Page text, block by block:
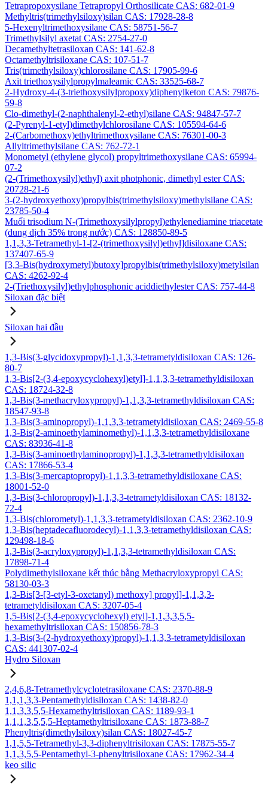
Tetrapropoxysilane Tetrapropyl Orthosilicate CAS: 682-01-9
Methyltris(trimethylsiloxy)silan CAS: 17928-28-8
5-Hexenyltrimethoxysilane CAS: 58751-56-7
Trimethylsilyl axetat CAS: 2754-27-0
Decamethyltetrasiloxan CAS: 141-62-8
Octamethyltrisiloxane CAS: 107-51-7
Tris(trimethylsiloxy)chlorosilane CAS: 17905-99-6
Axit triethoxysilylpropylmaleamic CAS: 33525-68-7
2-Hydroxy-4-(3-triethoxysilylpropoxy)diphenylketon CAS: 79876-
59-8
Clo-dimethyl-(2-naphthalenyl-2-ethyl)silane CAS: 94847-57-7
(2-Pyrenyl-1-etyl)dimethylchlorosilane CAS: 105594-64-6
2-(Carbomethoxy)ethyltrimethoxysilane CAS: 76301-00-3
Allyltrimethylsilane CAS: 762-72-1
Monometyl (ethylene glycol) propyltrimethoxysilane CAS: 65994-
07-2
(2-(Trimethoxysilyl)ethyl) axit photphonic, dimethyl ester CAS:
20728-21-6
3-(2-hydroxyethoxy)propylbis(trimethylsiloxy)methylsilane CAS:
23785-50-4
Muối trisodium N-(Trimethoxysilylpropyl)ethylenediamine triacetate
(dung dịch 35% trong nước) CAS: 128850-89-5
1,1,3,3-Tetramethyl-1-[2-(trimethoxysilyl)ethyl]disiloxane CAS:
137407-65-9
[3,3-Bis(hydroxymetyl)butoxy]propylbis(trimethylsiloxy)metylsilan
CAS: 4262-92-4
2-(Triethoxysilyl)ethylphosphonic aciddiethylester CAS: 757-44-8
Siloxan đặc biệt
Siloxan hai đầu
1,3-Bis(3-glycidoxypropyl)-1,1,3,3-tetrametyldisiloxan CAS: 126-
80-7
1,3-Bis[2-(3,4-epoxycyclohexyl)etyl]-1,1,3,3-tetramethyldisiloxan
CAS: 18724-32-8
1,3-Bis(3-methacryloxypropyl)-1,1,3,3-tetramethyldisiloxan CAS:
18547-93-8
1,3-Bis(3-aminopropyl)-1,1,3,3-tetrametyldisiloxan CAS: 2469-55-8
1,3-Bis(2-aminoethylaminomethyl)-1,1,3,3-tetramethyldisiloxane
CAS: 83936-41-8
1,3-Bis(3-aminoethylaminopropyl)-1,1,3,3-tetramethyldisiloxan
CAS: 17866-53-4
1,3-Bis(3-mercaptopropyl)-1,1,3,3-tetramethyldisiloxane CAS:
18001-52-0
1,3-Bis(3-chloropropyl)-1,1,3,3-tetrametyldisiloxan CAS: 18132-
72-4
1,3-Bis(chlorometyl)-1,1,3,3-tetrametyldisiloxan CAS: 2362-10-9
1,3-Bis(heptadecafluorodecyl)-1,1,3,3-tetramethyldisiloxan CAS:
129498-18-6
1,3-Bis(3-acryloxypropyl)-1,1,3,3-tetramethyldisiloxan CAS:
17898-71-4
Polydimethylsiloxane kết thúc bằng Methacryloxypropyl CAS:
58130-03-3
1,3-Bis[3-[3-etyl-3-oxetanyl) methoxy] propyl]-1,1,3,3-
tetrametyldisiloxan CAS: 3207-05-4
1,5-Bis[2-(3,4-epoxycyclohexyl) etyl]-1,1,3,3,5,5-
hexamethyltrisiloxan CAS: 150856-78-3
1,3-Bis(3-(2-hydroxyethoxy)propyl)-1,1,3,3-tetrametyldisiloxan
CAS: 441307-02-4
Hydro Siloxan
2,4,6,8-Tetramethylcyclotetrasiloxane CAS: 2370-88-9
1,1,1,3,3-Pentamethyldisiloxan CAS: 1438-82-0
1,1,3,3,5,5-Hexamethyltrisiloxan CAS: 1189-93-1
1,1,1,3,5,5,5-Heptamethyltrisiloxane CAS: 1873-88-7
Phenyltris(dimethylsiloxy)silan CAS: 18027-45-7
1,1,5,5-Tetramethyl-3,3-diphenyltrisiloxan CAS: 17875-55-7
1,1,3,5,5-Pentamethyl-3-phenyltrisiloxane CAS: 17962-34-4
keo silic